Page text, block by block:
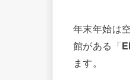
年末年始は
館がある「
ます。